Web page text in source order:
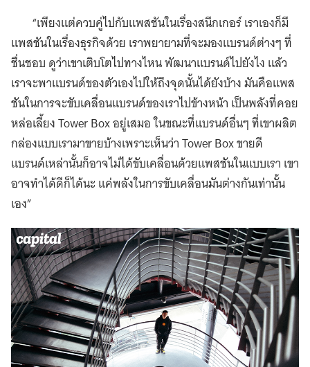
“เพียงแต่ควบคู่ไปกับแพสชันในเรื่องสนีกเกอร์ เราเองก็มี
แพสชันในเรื่องธุรกิจด้วย เราพยายามที่จะมองแบรนด์ต่างๆ ที่
ชื่นชอบ ดูว่าเขาเติบโตไปทางไหน พัฒนาแบรนด์ไปยังไง แล้ว
เราจะพาแบรนด์ของตัวเองไปให้ถึงจุดนั้นได้ยังบ้าง มันคือแพส
ชันในการจะขับเคลื่อนแบรนด์ของเราไปข้างหน้า เป็นพลังที่คอย
หล่อเลี้ยง Tower Box อยู่เสมอ ในขณะที่แบรนด์อื่นๆ ที่เขาผลิต
กล่องแบบเรามาขายบ้างเพราะเห็นว่า Tower Box ขายดี
แบรนด์เหล่านั้นก็อาจไม่ได้ขับเคลื่อนด้วยแพสชันในแบบเรา เขา
อาจทำได้ดีก็ได้นะ แค่พลังในการขับเคลื่อนมันต่างกันเท่านั้น
เอง”